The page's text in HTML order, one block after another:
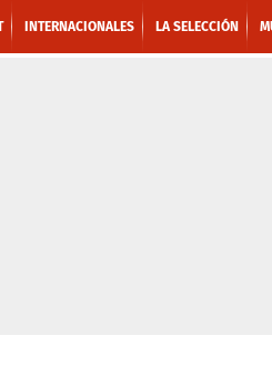
INTERNACIONALES LA SELECCIÓN